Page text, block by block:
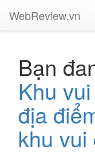
WebReview.vn
Bạn
Khu
địa
khu